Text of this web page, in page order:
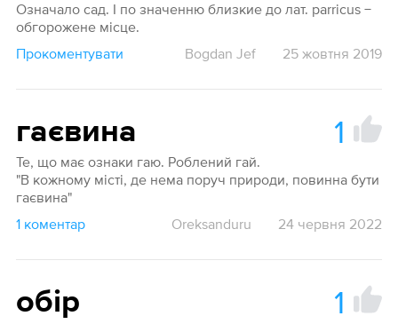
Означало сад. I по значенню близкие до лат. parricus −
обгорожене місце.
Прокоментувати
Bogdan Jef 25 жовтня 2019
гаєвина 1
Те, що має ознаки гаю. Роблений гай.
"В кожному місті, де нема поруч природи, повинна бути
гаєвина"
1 коментар
Oreksanduru 24 червня 2022
обір 1